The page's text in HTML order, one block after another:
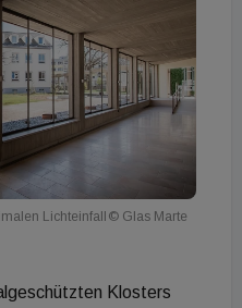
Lichteinfall © Glas Marte
Klosters